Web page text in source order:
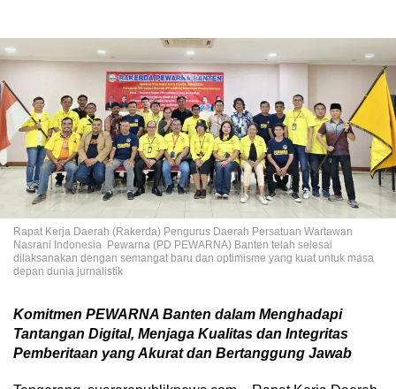
Rapat Kerja Daerah (Rakerda) Pengurus Daerah Persatuan Wartawan
Nasrani Indonesia Pewarna (PD PEWARNA) Banten telah selesai
dilaksanakan dengan semangat baru dan optimisme yang kuat untuk masa
depan dunia jurnalistik
Komitmen PEWARNA Banten dalam Menghadapi
Tantangan Digital, Menjaga Kualitas dan Integritas
Pemberitaan yang Akurat dan Bertanggung Jawab